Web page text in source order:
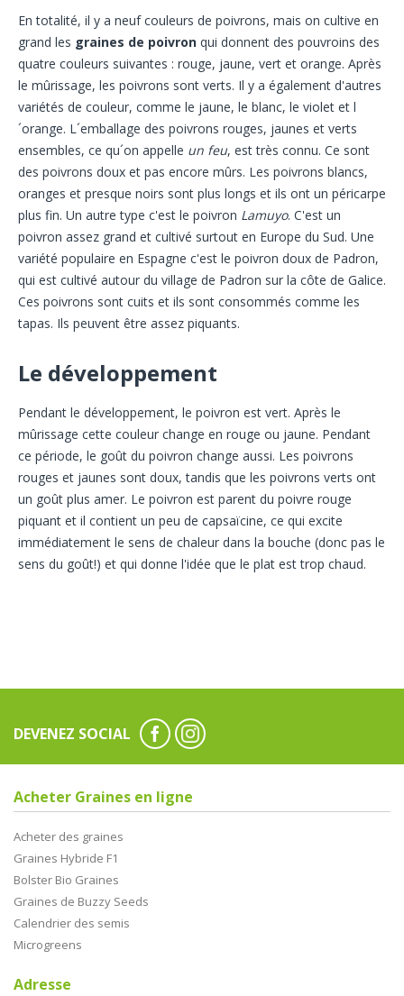
En totalité, il y a neuf couleurs de poivrons, mais on cultive en
grand les graines de poivron qui donnent des pouvroins des
quatre couleurs suivantes : rouge, jaune, vert et orange. Après
le mûrissage, les poivrons sont verts. Il y a également d'autres
variétés de couleur, comme le jaune, le blanc, le violet et l
´orange. L´emballage des poivrons rouges, jaunes et verts
ensembles, ce qu´on appelle un feu, est très connu. Ce sont
des poivrons doux et pas encore mûrs. Les poivrons blancs,
oranges et presque noirs sont plus longs et ils ont un péricarpe
plus fin. Un autre type c'est le poivron Lamuyo. C'est un
poivron assez grand et cultivé surtout en Europe du Sud. Une
variété populaire en Espagne c'est le poivron doux de Padron,
qui est cultivé autour du village de Padron sur la côte de Galice.
Ces poivrons sont cuits et ils sont consommés comme les
tapas. Ils peuvent être assez piquants.
Le développement
Pendant le développement, le poivron est vert. Après le
mûrissage cette couleur change en rouge ou jaune. Pendant
ce période, le goût du poivron change aussi. Les poivrons
rouges et jaunes sont doux, tandis que les poivrons verts ont
un goût plus amer. Le poivron est parent du poivre rouge
piquant et il contient un peu de capsaïcine, ce qui excite
immédiatement le sens de chaleur dans la bouche (donc pas le
sens du goût!) et qui donne l'idée que le plat est trop chaud.
DEVENEZ SOCIAL
Acheter Graines en ligne
Acheter des graines
Graines Hybride F1
Bolster Bio Graines
Graines de Buzzy Seeds
Calendrier des semis
Microgreens
Adresse